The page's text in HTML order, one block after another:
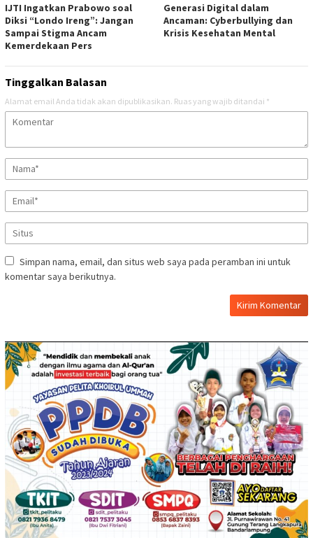
IJTI Ingatkan Prabowo soal
Diksi “Londo Ireng”: Jangan
Sampai Stigma Ancam
Kemerdekaan Pers
Generasi Digital dalam
Ancaman: Cyberbullying dan
Krisis Kesehatan Mental
Tinggalkan Balasan
Alamat email Anda tidak akan dipublikasikan. Ruas yang wajib ditandai *
Simpan nama, email, dan situs web saya pada peramban ini untuk
komentar saya berikutnya.